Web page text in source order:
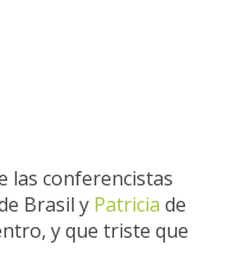
las conferencistas
Brasil y Patricia de
y que triste que